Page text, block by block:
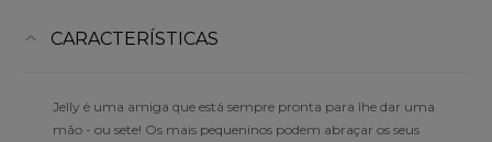
CARACTERÍSTICAS
Jelly é uma amiga que está sempre pronta para lhe dar uma
mão - ou sete! Os mais pequeninos podem abraçar os seus